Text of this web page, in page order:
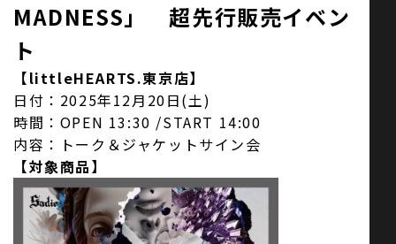
MADNESS」 超先行販売イベン
ト
【littleHEARTS.東京店】
日付：2025年12月20日(土)
時間：OPEN 13:30 /START 14:00
内容：トーク＆ジャケットサイン会
【対象商品】